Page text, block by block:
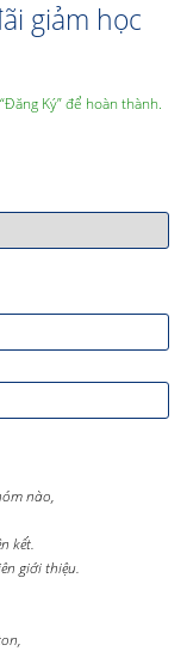
giảm học
Ký” để hoàn thành.
nào,
kết.
giới thiệu.